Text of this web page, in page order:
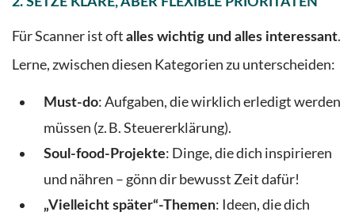
Für Scanner ist oft alles wichtig und alles interessant.
Lerne, zwischen diesen Kategorien zu unterscheiden:
Must-do: Aufgaben, die wirklich erledigt werden
müssen (z. B. Steuererklärung).
Soul-food-Projekte: Dinge, die dich inspirieren
und nähren – gönn dir bewusst Zeit dafür!
„Vielleicht später“-Themen: Ideen, die dich